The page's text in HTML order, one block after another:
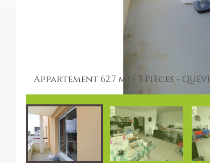
Appartement 62.7 m² - 3 Pièces -